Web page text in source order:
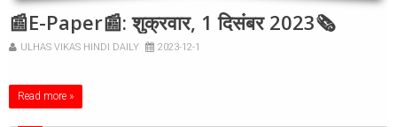
📰E-Paper📰: शुक्रवार, 1 दिसंबर 2023🗞
ULHAS VIKAS HINDI DAILY 2023-12-1
Read more »